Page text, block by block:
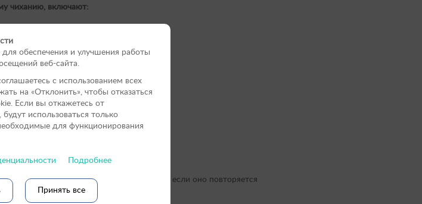
чиханию, включают:
пород с укороченной мордой);
процессом для вашего питомца, но если оно повторяется
обеспечения и улучшения работы
веб-сайта.
с использованием всех
на «Отклонить», чтобы отказаться
Если вы откажетесь от
использоваться только
для функционирования
Подробнее
Принять все